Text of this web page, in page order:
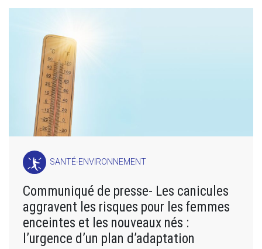
SANTÉ-ENVIRONNEMENT
Communiqué de presse- Les canicules
aggravent les risques pour les femmes
enceintes et les nouveaux nés :
l’urgence d’un plan d’adaptation